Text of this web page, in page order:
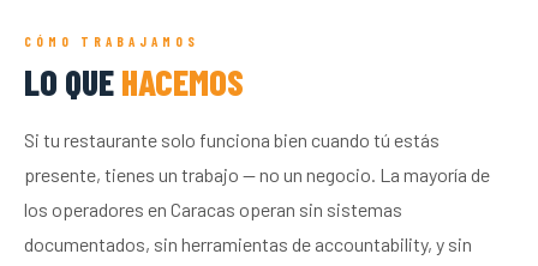
CÓMO TRABAJAMOS
LO QUEHACEMOS
Si tu restaurante solo funciona bien cuando tú estás
presente, tienes un trabajo — no un negocio. La mayoría de
los operadores en Caracas operan sin sistemas
documentados, sin herramientas de accountability, y sin